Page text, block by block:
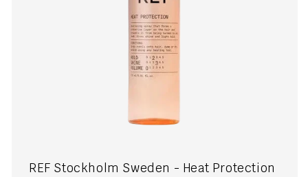
REF Stockholm Sweden - Heat Protection